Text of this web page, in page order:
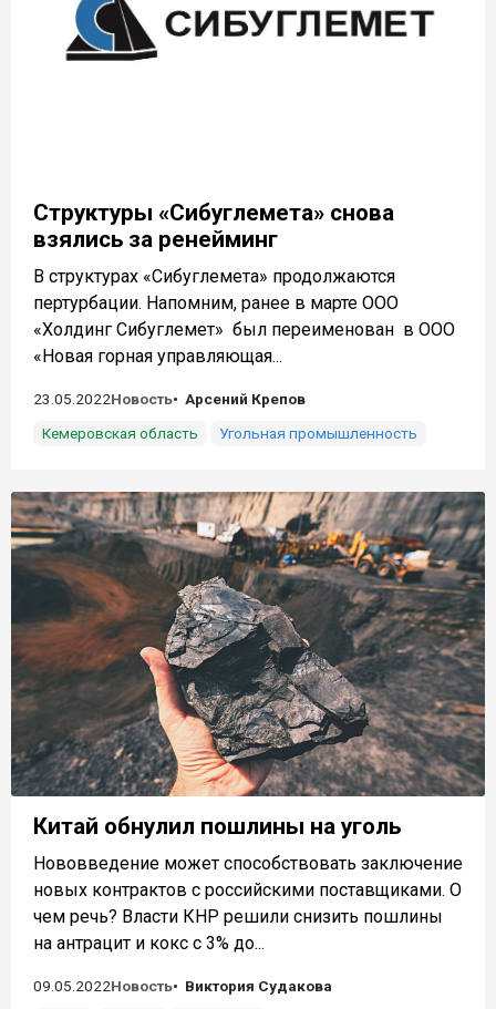
Структуры «Сибуглемета» снова
взялись за ренейминг
В структурах «Сибуглемета» продолжаются
пертурбации. Напомним, ранее в марте ООО
«Холдинг Сибуглемет» был переименован в ООО
«Новая горная управляющая...
23.05.2022Новость
Арсений Крепов
Кемеровская область
Угольная промышленность
Китай обнулил пошлины на уголь
Нововведение может способствовать заключение
новых контрактов с российскими поставщиками. О
чем речь? Власти КНР решили снизить пошлины
на антрацит и кокс с 3% до...
09.05.2022Новость
Виктория Судакова